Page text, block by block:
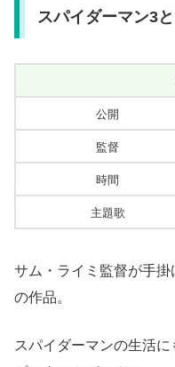
スパイダーマン3
公開
監督
時間
主題歌
サム・ライミ監督が手
の作品。
スパイダーマンの生活